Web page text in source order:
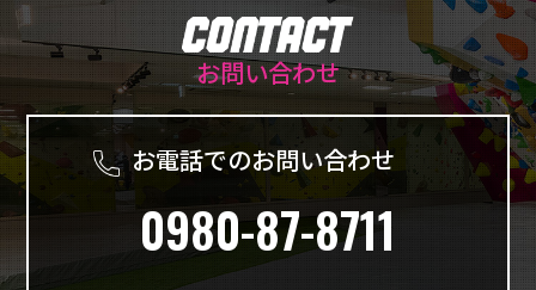
お問い合わせ
お電話でのお問い合わせ
0980-87-8711